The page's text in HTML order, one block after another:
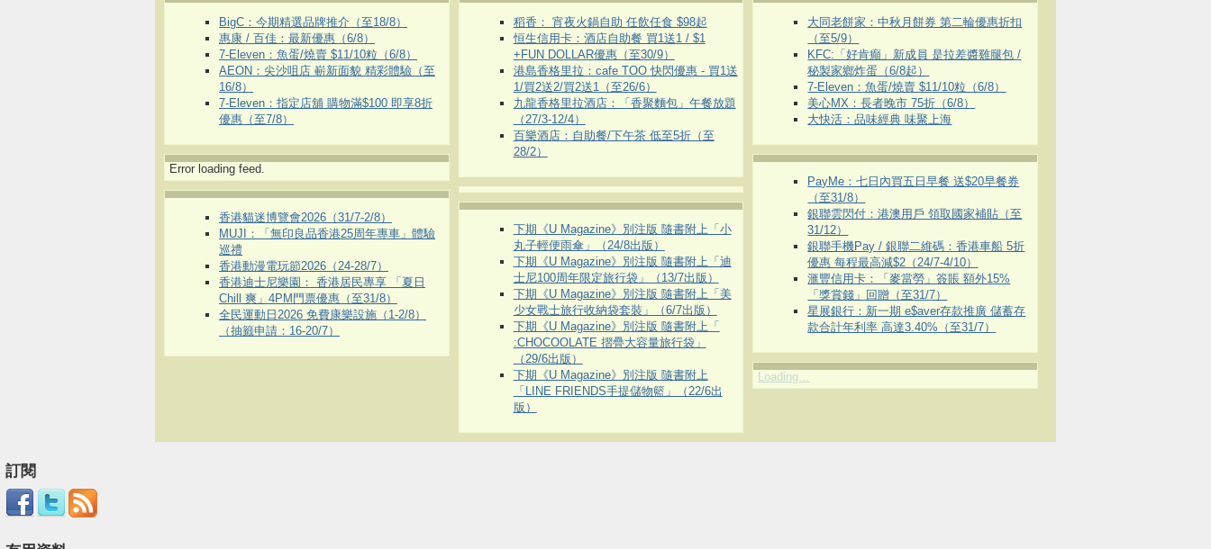
BigC：今期精選品牌推介（至18/8）
惠康 / 百佳：最新優惠（6/8）
7-Eleven：魚蛋/燒賣 $11/10粒（6/8）
AEON：尖沙咀店 嶄新面貌 精彩體驗（至
16/8）
7-Eleven：指定店舖 購物滿$100 即享8折
優惠（至7/8）
Error loading feed.
香港貓迷博覽會2026（31/7-2/8）
MUJI：「無印良品香港25周年專車」體驗
巡禮
香港動漫電玩節2026（24-28/7）
香港迪士尼樂園： 香港居民專享 「夏日
Chill 爽」4PM門票優惠（至31/8）
全民運動日2026 免費康樂設施（1-2/8）
（抽籤申請：16-20/7）
稻香： 宵夜火鍋自助 任飲任食 $98起
恒生信用卡：酒店自助餐 買1送1 / $1
+FUN DOLLAR優惠（至30/9）
港島香格里拉：cafe TOO 快閃優惠 - 買1送
1/買2送2/買2送1（至26/6）
九龍香格里拉酒店：「香聚麵包」午餐放題
（27/3-12/4）
百樂酒店：自助餐/下午茶 低至5折（至
28/2）
下期《U Magazine》別注版 隨書附上「小
丸子輕便雨傘」（24/8出版）
下期《U Magazine》別注版 隨書附上「迪
士尼100周年限定旅行袋」（13/7出版）
下期《U Magazine》別注版 隨書附上「美
少女戰士旅行收納袋套裝」（6/7出版）
下期《U Magazine》別注版 隨書附上「
:CHOCOOLATE 摺疊大容量旅行袋」
（29/6出版）
下期《U Magazine》別注版 隨書附上
「LINE FRIENDS手提儲物籃」（22/6出
版）
大同老餅家：中秋月餅券 第二輪優惠折扣
（至5/9）
KFC:「好肯癲」新成員 是拉差醬雞腿包 /
秘製家鄉炸蛋（6/8起）
7-Eleven：魚蛋/燒賣 $11/10粒（6/8）
美心MX：長者晚市 75折（6/8）
大快活：品味經典 味聚上海
PayMe：七日內買五日早餐 送$20早餐券
（至31/8）
銀聯雲閃付：港澳用戶 領取國家補貼（至
31/12）
銀聯手機Pay / 銀聯二維碼：香港車船 5折
優惠 每程最高減$2（24/7-4/10）
滙豐信用卡：「麥當勞」簽賬 額外15%
「獎賞錢」回贈（至31/7）
星展銀行：新一期 e$aver存款推廣 儲蓄存
款合計年利率 高達3.40%（至31/7）
Loading...
訂閱